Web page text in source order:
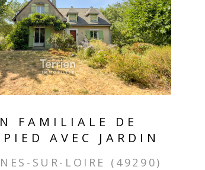
VOIR LE BIEN
FAMILIALE DE
AVEC JARDIN
SUR-LOIRE (49290)